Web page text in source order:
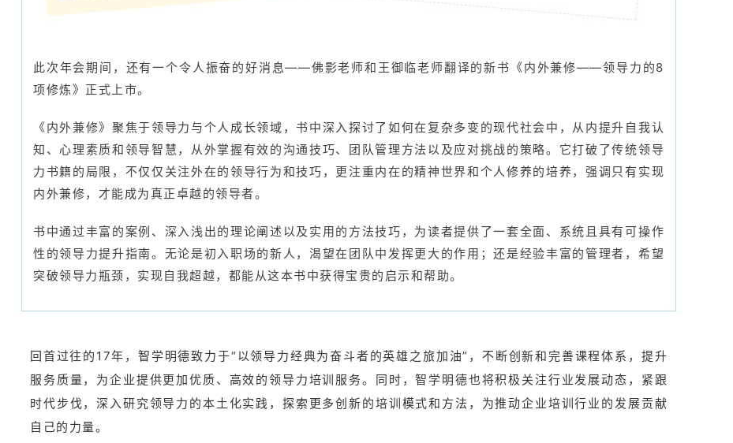
此次年会期间，还有一个令人振奋的好消息——佛影老师和王御临老师翻译的新书《内外兼修——领导力的8
项修炼》正式上市。
《内外兼修》聚焦于领导力与个人成长领域，书中深入探讨了如何在复杂多变的现代社会中，从内提升自我认
知、心理素质和领导智慧，从外掌握有效的沟通技巧、团队管理方法以及应对挑战的策略。它打破了传统领导
力书籍的局限，不仅仅关注外在的领导行为和技巧，更注重内在的精神世界和个人修养的培养，强调只有实现
内外兼修，才能成为真正卓越的领导者。
书中通过丰富的案例、深入浅出的理论阐述以及实用的方法技巧，为读者提供了一套全面、系统且具有可操作
性的领导力提升指南。无论是初入职场的新人，渴望在团队中发挥更大的作用；还是经验丰富的管理者，希望
突破领导力瓶颈，实现自我超越，都能从这本书中获得宝贵的启示和帮助。
回首过往的17年，智学明德致力于“以领导力经典为奋斗者的英雄之旅加油”，不断创新和完善课程体系，提升
服务质量，为企业提供更加优质、高效的领导力培训服务。同时，智学明德也将积极关注行业发展动态，紧跟
时代步伐，深入研究领导力的本土化实践，探索更多创新的培训模式和方法，为推动企业培训行业的发展贡献
自己的力量。